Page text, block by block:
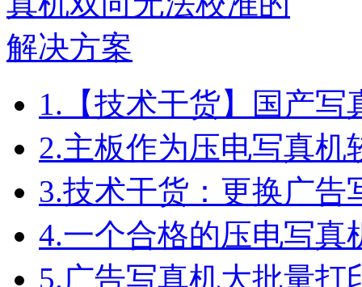
1. 【技术干货】国产
2.主板作为压电写真机
3.技术干货：更换广告
4.一个合格的压电写真
5.广告写真机大批量打